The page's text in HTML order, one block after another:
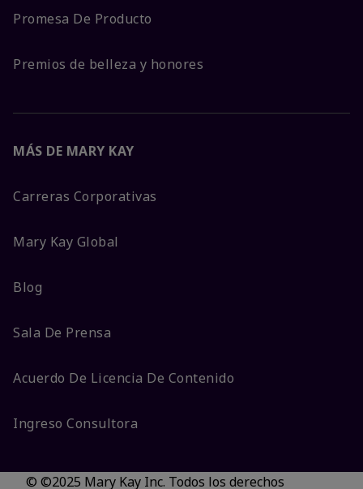
Promesa De Producto
Premios de belleza y honores
MÁS DE MARY KAY
Carreras Corporativas
Mary Kay Global
Blog
Sala De Prensa
Acuerdo De Licencia De Contenido
Ingreso Consultora
© ©2025 Mary Kay Inc. Todos los derechos